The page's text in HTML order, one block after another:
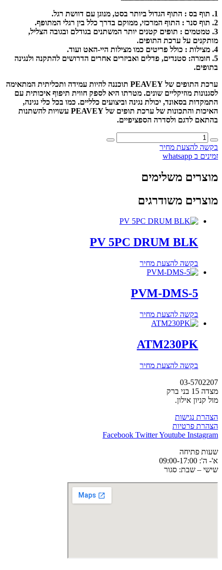
1. תוף בס : התוף הגדול ביותר בסט, מנוגן עם דוושת רגל.
2. תוף סנר : התוף המרכזי, ממוקם בדרך כלל בין רגלי המתופף.
3. טמטמים : תופים קטנים יותר המשתנים בגודלם ובגובה הצליל,
מותקנים על ערכת התופים.
4. מצילות : כולל פריטים כמו מצילות היי-האט ועוד.
5. חומרה: סטנדים, פדלים ואביזרים אחרים הדרושים להתקנה ולנגינה
בתופים.
ערכת התופים של PEAVEY תוכננה להיות עמידה ותכליתית המתאימה
לסגנונות מוזיקליים שונים. מטרתו היא לספק חווית תיפוף איכותית עם
התמקדות בסאונד, יכולת נגינה וביצועים כלליים. כמו בכל כלי נגינה,
האיכות והתכונות של ערכת תופים של PEAVEY עשויות להשתנות
בהתאם לדגם ולסדרה הספציפיים.
כמות
של
PV
RED
בקשה להצעת מחיר
זמינים ב whatsapp
מוצרים משלימים
מוצרים משודרגים
PV 5PC DRUM BLK
בקשה להצעת מחיר
PVM-DMS-5
בקשה להצעת מחיר
ATM230PK
בקשה להצעת מחיר
03-5702207
מצדה 15 בני ברק
מול קניון אילון.
הצהרת נגישות
הצהרת פרטיות
Facebook TwitterYoutube Instagram
שעות פתיחה
א'- ה': 09:00-17:00
שישי – שבת: סגור